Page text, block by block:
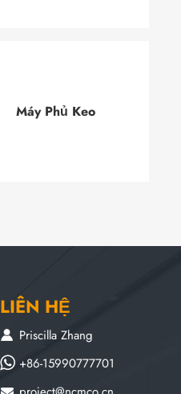
Máy Phủ Keo
LIÊN HỆ
Priscilla Zhang
+86-15990777701